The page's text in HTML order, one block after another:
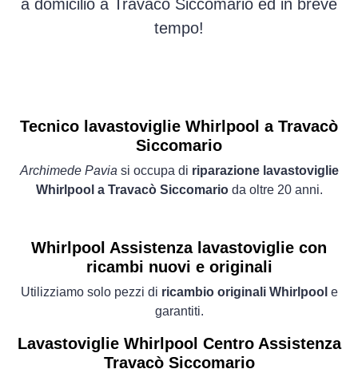
a domicilio a Travacò Siccomario ed in breve
tempo!
Tecnico lavastoviglie Whirlpool a Travacò
Siccomario
Archimede Pavia si occupa di riparazione lavastoviglie
Whirlpool a Travacò Siccomarioda oltre 20 anni.
Whirlpool Assistenza lavastoviglie con
ricambi nuovi e originali
Utilizziamo solo pezzi di ricambio originali Whirlpool e
garantiti.
LavastoviglieWhirlpool Centro Assistenza
Travacò Siccomario